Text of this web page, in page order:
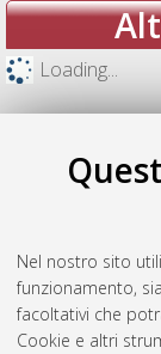
Nel nostro sito
funzionamento,
facoltativi che
Cookie e altri
Loading...